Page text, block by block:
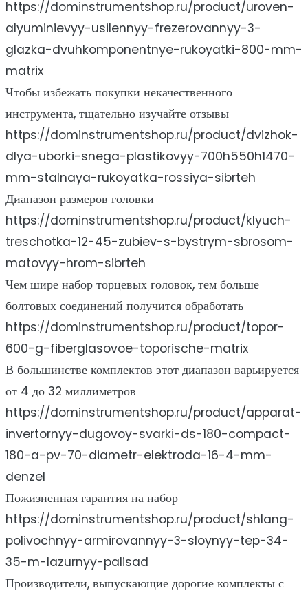
https://dominstrumentshop.ru/product/uroven-
alyuminievyy-usilennyy-frezerovannyy-3-
glazka-dvuhkomponentnye-rukoyatki-800-mm-
matrix
Чтобы избежать покупки некачественного
инструмента, тщательно изучайте отзывы
https://dominstrumentshop.ru/product/dvizhok-
dlya-uborki-snega-plastikovyy-700h550h1470-
mm-stalnaya-rukoyatka-rossiya-sibrteh
Диапазон размеров головки
https://dominstrumentshop.ru/product/klyuch-
treschotka-12-45-zubiev-s-bystrym-sbrosom-
matovyy-hrom-sibrteh
Чем шире набор торцевых головок, тем больше
болтовых соединений получится обработать
https://dominstrumentshop.ru/product/topor-
600-g-fiberglasovoe-toporische-matrix
В большинстве комплектов этот диапазон варьируется
от 4 до 32 миллиметров
https://dominstrumentshop.ru/product/apparat-
invertornyy-dugovoy-svarki-ds-180-compact-
180-a-pv-70-diametr-elektroda-16-4-mm-
denzel
Пожизненная гарантия на набор
https://dominstrumentshop.ru/product/shlang-
polivochnyy-armirovannyy-3-sloynyy-tep-34-
35-m-lazurnyy-palisad
Производители, выпускающие дорогие комплекты с